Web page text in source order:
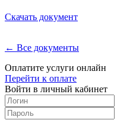
Скачать документ
← Все документы
Оплатите услуги онлайн
Перейти к оплате
Войти в личный кабинет